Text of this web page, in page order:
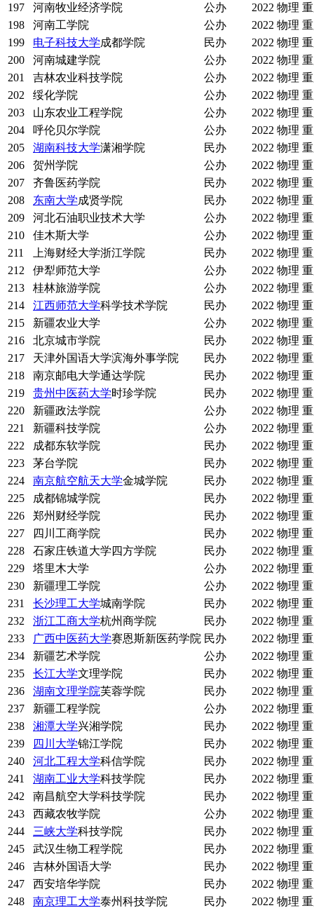
197 河南牧业经济学院 公办 2022 物理
198
河南工学院 公办 2022 物理
199
电子科技大学成都学院 民办 2022 物理
200
河南城建学院 公办 2022 物理
201
吉林农业科技学院 公办 2022 物理
202
绥化学院 公办 2022 物理
203
山东农业工程学院 公办 2022 物理
204
呼伦贝尔学院 公办 2022 物理
205
湖南科技大学潇湘学院 民办 2022 物理
206
贺州学院 公办 2022 物理
207
齐鲁医药学院 民办 2022 物理
208
东南大学成贤学院 民办 2022 物理
209
河北石油职业技术大学 公办 2022 物理
210
佳木斯大学 公办 2022 物理
211
上海财经大学浙江学院 民办 2022 物理
212
伊犁师范大学 公办 2022 物理
213
桂林旅游学院 公办 2022 物理
214
江西师范大学科学技术学院 民办 2022 物理
215
新疆农业大学 公办 2022 物理
216
北京城市学院 民办 2022 物理
217
天津外国语大学滨海外事学院 民办 2022 物理
218
南京邮电大学通达学院 民办 2022 物理
219
贵州中医药大学时珍学院 民办 2022 物理
220
新疆政法学院 公办 2022 物理
221
新疆科技学院 公办 2022 物理
222
成都东软学院 民办 2022 物理
223
茅台学院 民办 2022 物理
224
南京航空航天大学金城学院 民办 2022 物理
225
成都锦城学院 民办 2022 物理
226
郑州财经学院 民办 2022 物理
227
四川工商学院 民办 2022 物理
228
石家庄铁道大学四方学院 民办 2022 物理
229
塔里木大学 公办 2022 物理
230
新疆理工学院 公办 2022 物理
231
长沙理工大学城南学院 民办 2022 物理
232
浙江工商大学杭州商学院 民办 2022 物理
233
广西中医药大学赛恩斯新医药学院 民办 2022 物理
234
新疆艺术学院 公办 2022 物理
235
长江大学文理学院 民办 2022 物理
236
湖南文理学院芙蓉学院 民办 2022 物理
237
新疆工程学院 公办 2022 物理
238
湘潭大学兴湘学院 民办 2022 物理
239
四川大学锦江学院 民办 2022 物理
240
河北工程大学科信学院 民办 2022 物理
241
湖南工业大学科技学院 民办 2022 物理
242
南昌航空大学科技学院 民办 2022 物理
243
西藏农牧学院 公办 2022 物理
244
三峡大学科技学院 民办 2022 物理
245
武汉生物工程学院 民办 2022 物理
246
吉林外国语大学 民办 2022 物理
247
西安培华学院 民办 2022 物理
248
南京理工大学泰州科技学院 民办 2022 物理